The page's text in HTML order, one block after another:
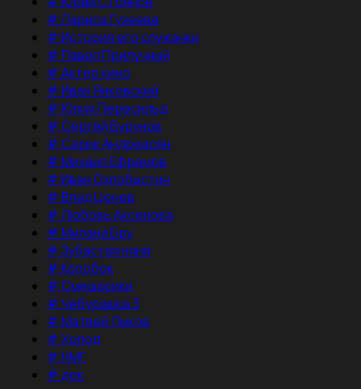
#Лариса Гузеева
#История его служанки
#Павел Прилучный
#Актер кино
#Иван Янковский
#Юлия Пересильд
#Сергей Бурунов
#Сарик Андреасян
#Михаил Ефремов
#Иван Охлобыстин
#Влад Ценев
#Любовь Аксенова
#Милана Бру
#Зубастая няня
#Колобок
#Смешарики
#Чебурашка 3
#Матвей Лыков
#Холод
#НМГ
#док